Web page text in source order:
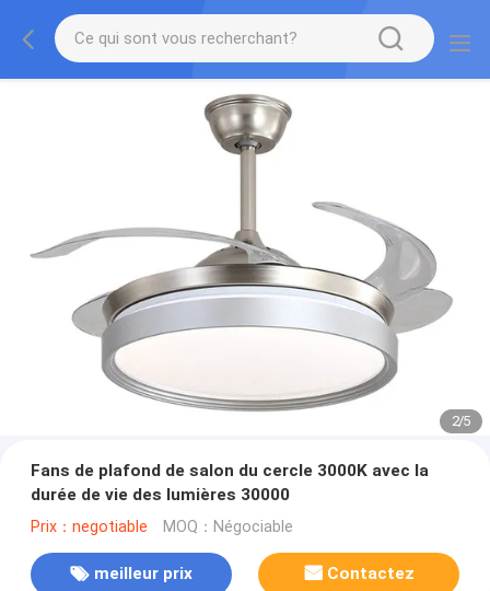
2/5
Fans de plafond de salon du cercle 3000K avec la
durée de vie des lumières 30000
Prix：negotiable MOQ：Négociable
meilleur prix Contactez